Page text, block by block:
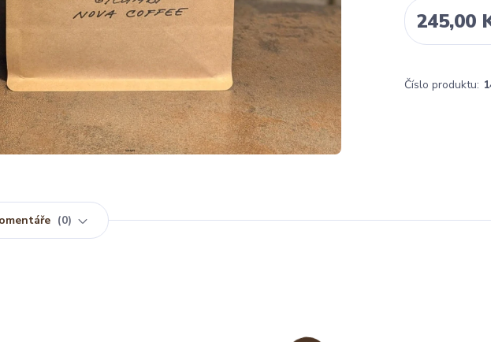
245,00
Číslo produktu:
0